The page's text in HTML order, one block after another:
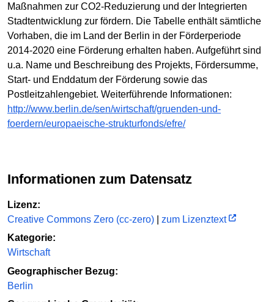
Maßnahmen zur CO2-Reduzierung und der Integrierten
Stadtentwicklung zur fördern. Die Tabelle enthält sämtliche
Vorhaben, die im Land der Berlin in der Förderperiode
2014-2020 eine Förderung erhalten haben. Aufgeführt sind
u.a. Name und Beschreibung des Projekts, Fördersumme,
Start- und Enddatum der Förderung sowie das
Postleitzahlengebiet. Weiterführende Informationen:
http://www.berlin.de/sen/wirtschaft/gruenden-und-
foerdern/europaeische-strukturfonds/efre/
Informationen zum Datensatz
Lizenz:
Creative Commons Zero (cc-zero)
zum Lizenztext
Kategorie:
Wirtschaft
Geographischer Bezug:
Berlin